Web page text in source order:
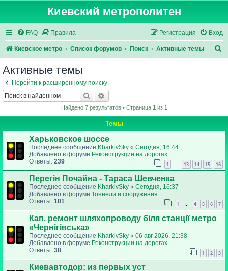
Киевский метрополитен
FAQ Правила Вход
Регистрация
Киевское метро Список форумов Поиск Активные темы
Активные темы
Перейти к расширенному поиску
Поиск
Найдено 7 результатов • Страница 1из 1
Темы
Харьковское шоссе
Последнее сообщение KharkivSky « Сегодня, 16:44
Добавлено в форуме Реконструкции на дорогах
Ответы: 239 1 … 13 14 15 16
Перегін Почайна - Тараса Шевченка
Последнее сообщение KharkivSky « Сегодня, 16:37
Добавлено в форуме Тоннели и сооружения
Ответы: 101 1 … 4 5 6 7
Кап. ремонт шляхопроводу біля станції метро
«Чернігівська»
Последнее сообщение KharkivSky « 06 авг 2026, 21:38
Добавлено в форуме Реконструкции на дорогах
Ответы: 38 1 2 3
Киевавтодор: из первых уст